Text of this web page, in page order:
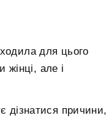
для цього
жінці, але і
дізнатися причини,